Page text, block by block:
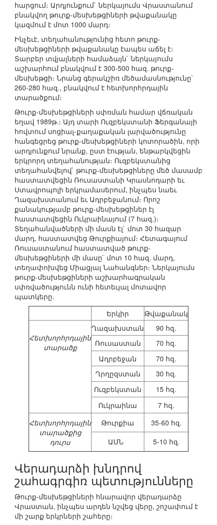
հարցում։ Արդյունքում` ներկայումս Վրաստանում
բնակվող թուրք-մեսխեթցիների թվաքանակը
կազմում է մոտ 1000 մարդ։
Ինչեւէ, տեղահանությունից հետո թուրք-
մեսխեթցիների թվաքանակը էապես աճել է։
Տարբեր տվյալների համաձայն` ներկայումս
աշխարհում բնակվում է 300-500 հազ. թուրք-
մեսխեթցի։ Նրանց գերակշիռ մեծամասնությունը`
260-280 հազ., բնակվում է հետխորհրդային
տարածքում։
Թուրք-մեսխեթցիների սփռման համար վճռական
եղավ 1989թ.։ Այդ տարի Ուզբեկստանի Ֆերգանայի
հովտում սոցիալ-քաղաքական լարվածությունը
հանգեցրեց թուրք-մեսխեթցիների կոտորածին, որի
արդյունքում նրանք, ըստ էության, ենթարկվեցին
երկրորդ տեղահանության։ Ուզբեկստանից
տեղահանվելով` թուրք-մեսխեթցիները մեծ մասամբ
հաստատվեցին Ռուսաստանի Կրասնոդարի եւ
Ստավրոպոլի երկրամասերում, ինչպես նաեւ
Ղազախստանում եւ Ադրբեջանում։ Որոշ
քանակությամբ թուրք-մեսխեթցիներ էլ
հաստատվեցին Ուկրաինայում (7 հազ.)։
Տեղահանվածների մի մասն էլ` մոտ 30 հազար
մարդ, հաստատվեց Թուրքիայում։ Հետագայում
Ռուսաստանում հաստատված թուրք-
մեսխեթցիների մի մասը` մոտ 10 հազ. մարդ,
տեղափոխվեց Միացյալ Նահանգներ։ Ներկայումս
թուրք-մեսխեթցիների աշխարհագրական
սփռվածությունն ունի հետեւյալ մոտավոր
պատկերը.
Երկիր
Թվաքանակ
Հետխորհրդային
տարածք
Ղազախստան
90 հզ.
Ռուսաստան
70 հզ.
Ադրբեջան
70 հզ.
Ղրղըզստան
30 հզ.
Ուզբեկստան
15 հզ.
Ուկրաինա
7 հզ.
Հետխորհրդային
տարածքից
դուրս
Թուրքիա
35-60 հզ.
ԱՄՆ
5-10 հզ.
Վերադարձի խնդրով
շահագրգիռ պետությունները
Թուրք-մեսխեթցիների հնարավոր վերադարձը
Վրաստան, ինչպես արդեն նշվեց վերը, շոշափում է
մի շարք երկրների շահերը։